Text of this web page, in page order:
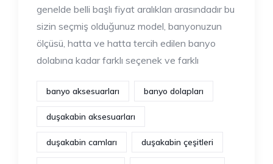
genelde belli başlı fiyat aralıkları arasındadır bu
sizin seçmiş olduğunuz model, banyonuzun
ölçüsü, hatta ve hatta tercih edilen banyo
dolabına kadar farklı seçenek ve farklı
banyo aksesuarları banyo dolapları
duşakabin aksesuarları
duşakabin camları duşakabin çeşitleri